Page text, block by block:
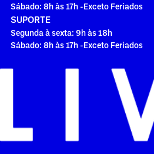
Sábado: 8h às 17h -Exceto Feriados
SUPORTE
Segunda à sexta: 9h às 18h
Sábado: 8h às 17h -Exceto Feriados